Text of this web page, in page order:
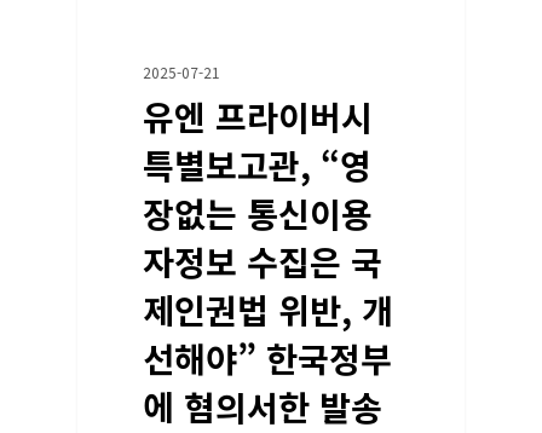
2025-07-21
유엔 프라이버시
특별보고관, “영
장없는 통신이용
자정보 수집은 국
제인권법 위반, 개
선해야” 한국정부
에 혐의서한 발송